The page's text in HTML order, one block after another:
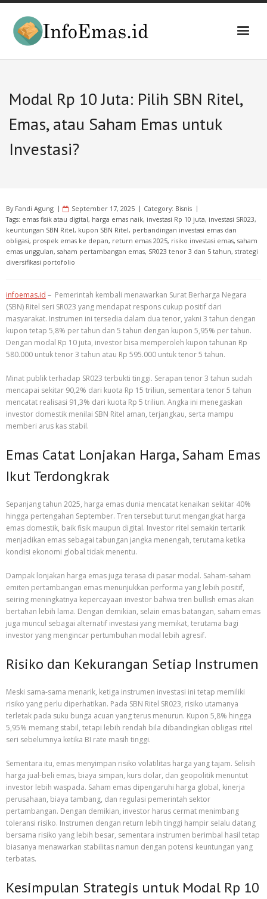
Skip
content
Modal Rp 10 Juta: Pilih SBN Ritel,
Emas, atau Saham Emas untuk
Investasi?
By Fandi Agung September 17, 2025 Category: Bisnis
Tags: emas fisik atau digital, harga emas naik, investasi Rp 10 juta, investasi SR023,
keuntungan SBN Ritel, kupon SBN Ritel, perbandingan investasi emas dan
obligasi, prospek emas ke depan, return emas 2025, risiko investasi emas, saham
emas unggulan, saham pertambangan emas, SR023 tenor 3 dan 5 tahun, strategi
diversifikasi portofolio
infoemas.id – Pemerintah kembali menawarkan Surat Berharga Negara
(SBN) Ritel seri SR023 yang mendapat respons cukup positif dari
masyarakat. Instrumen ini tersedia dalam dua tenor, yakni 3 tahun dengan
kupon tetap 5,8% per tahun dan 5 tahun dengan kupon 5,95% per tahun.
Dengan modal Rp 10 juta, investor bisa memperoleh kupon tahunan Rp
580.000 untuk tenor 3 tahun atau Rp 595.000 untuk tenor 5 tahun.
Minat publik terhadap SR023 terbukti tinggi. Serapan tenor 3 tahun sudah
mencapai sekitar 90,2% dari kuota Rp 15 triliun, sementara tenor 5 tahun
mencatat realisasi 91,3% dari kuota Rp 5 triliun. Angka ini menegaskan
investor domestik menilai SBN Ritel aman, terjangkau, serta mampu
memberi arus kas stabil.
Emas Catat Lonjakan Harga, Saham Emas
Ikut Terdongkrak
Sepanjang tahun 2025, harga emas dunia mencatat kenaikan sekitar 40%
hingga pertengahan September. Tren tersebut turut mengangkat harga
emas domestik, baik fisik maupun digital. Investor ritel semakin tertarik
menjadikan emas sebagai tabungan jangka menengah, terutama ketika
kondisi ekonomi global tidak menentu.
Dampak lonjakan harga emas juga terasa di pasar modal. Saham-saham
emiten pertambangan emas menunjukkan performa yang lebih positif,
seiring meningkatnya kepercayaan investor bahwa tren bullish emas akan
bertahan lebih lama. Dengan demikian, selain emas batangan, saham emas
juga muncul sebagai alternatif investasi yang memikat, terutama bagi
investor yang mengincar pertumbuhan modal lebih agresif.
Risiko dan Kekurangan Setiap Instrumen
Meski sama-sama menarik, ketiga instrumen investasi ini tetap memiliki
risiko yang perlu diperhatikan. Pada SBN Ritel SR023, risiko utamanya
terletak pada suku bunga acuan yang terus menurun. Kupon 5,8% hingga
5,95% memang stabil, tetapi lebih rendah bila dibandingkan obligasi ritel
seri sebelumnya ketika BI rate masih tinggi.
Sementara itu, emas menyimpan risiko volatilitas harga yang tajam. Selisih
harga jual-beli emas, biaya simpan, kurs dolar, dan geopolitik menuntut
investor lebih waspada. Saham emas dipengaruhi harga global, kinerja
perusahaan, biaya tambang, dan regulasi pemerintah sektor
pertambangan. Dengan demikian, investor harus cermat menimbang
toleransi risiko. Instrumen dengan return lebih tinggi hampir selalu datang
bersama risiko yang lebih besar, sementara instrumen berimbal hasil tetap
biasanya menawarkan stabilitas namun dengan potensi keuntungan yang
terbatas.
Kesimpulan Strategis untuk Modal Rp 10